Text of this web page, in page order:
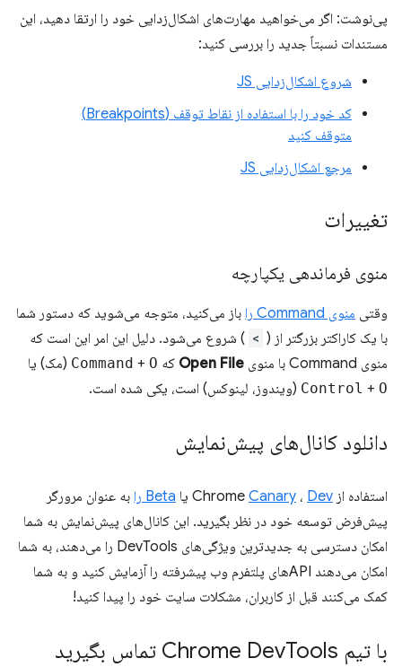
پی‌نوشت: اگر می‌خواهید مهارت‌های اشکال‌زدایی خود را ارتقا دهید، این
مستندات نسبتاً جدید را بررسی کنید:
شروع اشکال‌زدایی JS
کد خود را با استفاده از نقاط توقف (Breakpoints)
متوقف کنید
مرجع اشکال‌زدایی JS
تغییرات
منوی فرماندهی یکپارچه
وقتی منوی Command را
باز می‌کنید، متوجه می‌شوید که دستور شما
با یک کاراکتر بزرگتر از ( > ) شروع می‌شود. دلیل این امر این است که
منوی Command با منوی
Open File که Command + O (مک) یا
Control + O (ویندوز، لینوکس) است، یکی شده است.
دانلود کانال‌های پیش‌نمایش
استفاده از Chrome Canary ، Dev یا Beta را
به عنوان مرورگر
پیش‌فرض توسعه خود در نظر بگیرید. این کانال‌های پیش‌نمایش به شما
امکان دسترسی به جدیدترین ویژگی‌های DevTools را می‌دهند، به شما
امکان می‌دهند APIهای پلتفرم وب پیشرفته را آزمایش کنید و به شما
کمک می‌کنند قبل از کاربران، مشکلات سایت خود را پیدا کنید!
با تیم Chrome Dev Tools تماس بگیرید